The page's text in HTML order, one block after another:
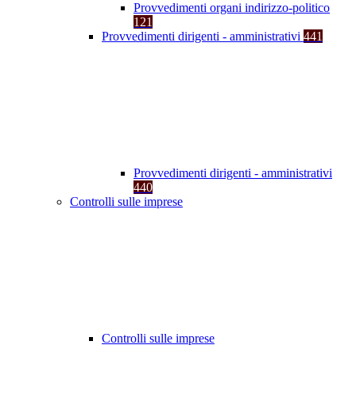
Provvedimenti organi indirizzo-politico
121
Provvedimenti dirigenti - amministrativi 441
Provvedimenti dirigenti - amministrativi
440
Controlli sulle imprese
Controlli sulle imprese